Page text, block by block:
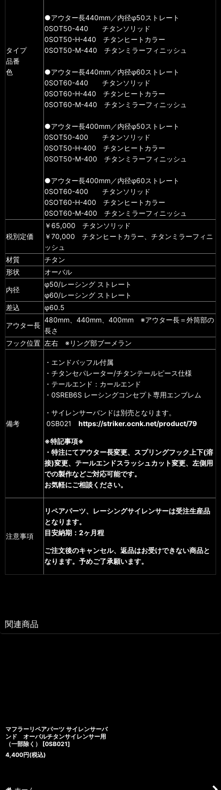
タイプ
品番
色
●アウター長440mm／内径φ50ストレート
0SOT50-440 チタンソリッド
0SOT50-H-440 チタンヒートカラー
0SOT50-M-440 チタンミラーフィニッシュ
●アウター長440mm／内径φ60ストレート
0SOT60-440 チタンソリッド
0SOT60-H-440 チタンヒートカラー
0SOT60-M-440 チタンミラーフィニッシュ
●アウター長400mm／内径φ50ストレート
0SOT50-400 チタンソリッド
0SOT50-H-400 チタンヒートカラー
0SOT50-M-400 チタンミラーフィニッシュ
●アウター長400mm／内径φ60ストレート
0SOT60-400 チタンソリッド
0SOT60-H-400 チタンヒートカラー
0SOT60-M-400 チタンミラーフィニッシュ
税別定価
￥65,000 チタンソリッド
￥70,000 チタンヒートカラー、チタンミラーフィニ
ッシュ
材質
チタン
形状
オーバル
内径
φ50/レーシング ストレート
φ60/レーシング ストレート
差込
φ60.5
アウター長
480mm、440mm、400mm ※アウター長＝外筒部の
長さ
フック位置 左右 ※リング部ブーメラン
備考
・エンドバッフル付属
・チタンセパレーター/チタンテールピース仕様
・テールエンド：カールエンド
・0SREB6S レーシングコンセプト専用エンブレム
・サイレンサーバンドは別売となります。
0SB021 https://striker.ocnk.net/product/79
※特記事項※
・特注にてアウター長変更、スプリングフック上下(溶
接)変更、テールエンドスラッシュカット変更、左側用
での製作などご対応可能です。
お気軽にご相談ください。
注意事項
リペアパーツ、レーシングサイレンサーは受注生産品
となります。
目安納期：2ヶ月程
ご注文後のキャンセル、返品はお受けできない商品と
なります。予めご了承願います。
関連商品
マフラーリペアパーツ サイレンサーバ
ンド オーバルチタンサイレンサー用
（一部除く）
[0SB021]
4,400円(税込)